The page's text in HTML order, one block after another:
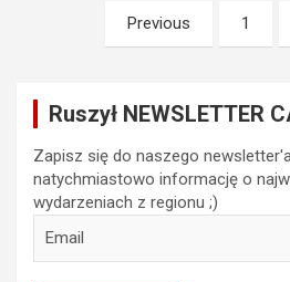
Stronicowanie
wpisów
Previous 1
Ruszył NEWSLETTER
Zapisz się do naszego
natychmiastowo informację o
wydarzeniach z regionu ;)